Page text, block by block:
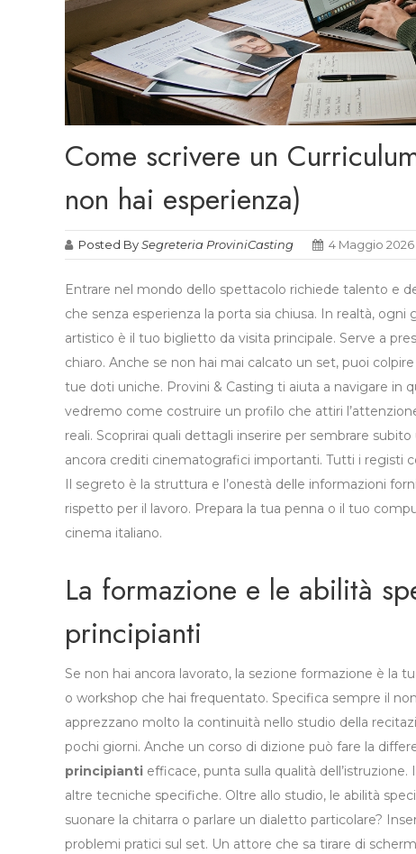
Come scrivere un
non hai esperienza)
Posted BySegreteria ProviniCasting 4 Maggio 2026
Entrare nel mondo dello spettacolo richiede talento e
che senza esperienza la porta sia chiusa. In realtà,
artistico è il tuo biglietto da visita principale. Serve a
chiaro. Anche se non hai mai calcato un set, puoi
tue doti uniche. Provini & Casting ti aiuta a navigare in
vedremo come costruire un profilo che attiri
reali. Scoprirai quali dettagli inserire per sembrare
ancora crediti cinematografici importanti. Tutti i registi
Il segreto è la struttura e l’onestà delle informazioni
rispetto per il lavoro. Prepara la tua penna o il tuo
cinema italiano.
La formazione e le abilità
principianti
Se non hai ancora lavorato, la sezione formazione è la
o workshop che hai frequentato. Specifica sempre il
apprezzano molto la continuità nello studio della
pochi giorni. Anche un corso di dizione può fare la
principianti efficace, punta sulla qualità
altre tecniche specifiche. Oltre allo studio, le abilità
suonare la chitarra o parlare un dialetto particolare?
problemi pratici sul set. Un attore che sa tirare di